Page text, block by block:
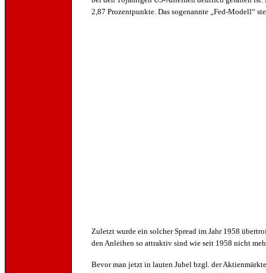
2,87 Prozentpunkte. Das sogenannte „Fed-Modell“
Zuletzt wurde ein solcher Spread im Jahr 1958
den Anleihen so attraktiv sind wie seit 1958 nicht
Bevor man jetzt in lauten Jubel bzgl. der